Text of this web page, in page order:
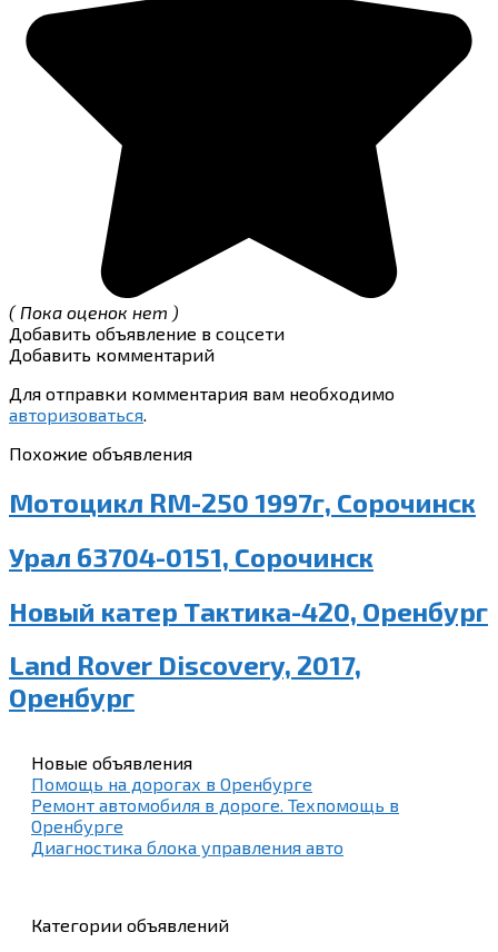
( Пока оценок нет )
Добавить объявление в соцсети
Добавить комментарий
Для отправки комментария вам необходимо
авторизоваться.
Похожие объявления
Мотоцикл RM-250 1997г, Сорочинск
Урал 63704-0151, Сорочинск
Новый катер Тактика-420, Оренбург
Land Rover Discovery, 2017,
Оренбург
Новые объявления
Помощь на дорогах в Оренбурге
Ремонт автомобиля в дороге. Техпомощь в
Оренбурге
Диагностика блока управления авто
Категории объявлений